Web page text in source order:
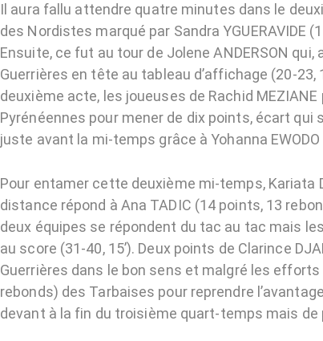
Il aura fallu attendre quatre minutes dans le
des Nordistes marqué par Sandra YGUERAVIDE
Ensuite, ce fut au tour de Jolene ANDERSON
Guerrières en tête au tableau d’affichage (20-23,
deuxième acte, les joueuses de Rachid
Pyrénéennes pour mener de dix points, écart qui
juste avant la mi-temps grâce à Yohanna
Pour entamer cette deuxième mi-temps, Kariata
distance répond à Ana TADIC (14 points, 13
deux équipes se répondent du tac au tac mais
au score (31-40, 15’). Deux points de Clarince
Guerrières dans le bon sens et malgré les
rebonds) des Tarbaises pour reprendre
devant à la fin du troisième quart-temps mais de